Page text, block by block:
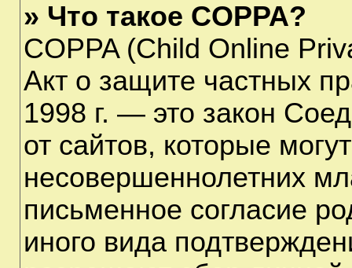
» Что такое COPPA?
COPPA (Child Online
Акт о защите частных
1998 г. — это закон
от сайтов, которые
несовершеннолетних
письменное согласие
иного вида